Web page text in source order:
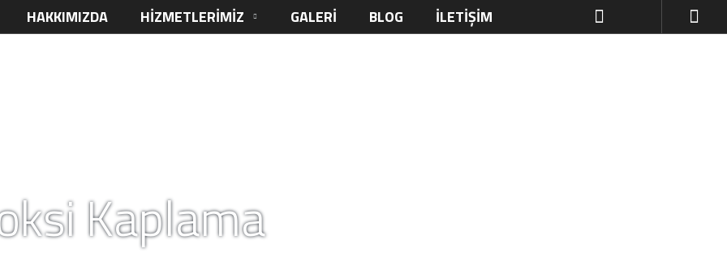
HAKKIMIZDA HIZMETLERIMIZ GALERI BLOG İLETIŞIM
Kaplama